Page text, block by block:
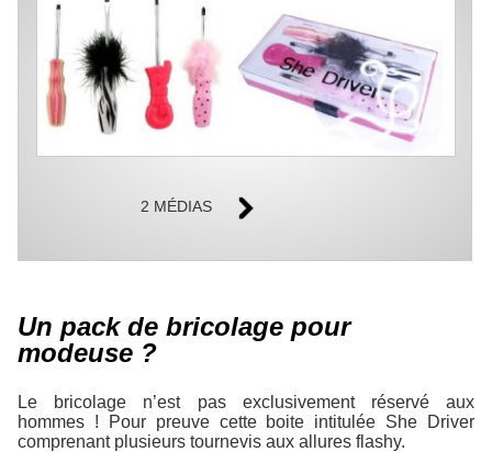
2 MÉDIAS
Un pack de bricolage pour
modeuse ?
Le bricolage n’est pas exclusivement réservé aux
hommes ! Pour preuve cette boite intitulée She Driver
comprenant plusieurs tournevis aux allures flashy.